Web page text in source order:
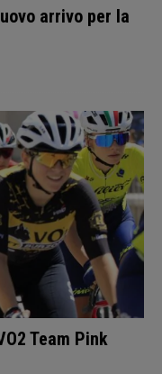
arrivo per la
Team Pink